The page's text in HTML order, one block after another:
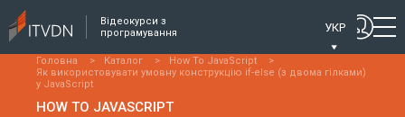
Відеокурси з
програмування
УКР
Головна > Каталог > How To JavaScript
>
Як використовувати умовну конструкцію if-else (з двома гілками)
у JavaScript
HOW TO JAVASCRIPT